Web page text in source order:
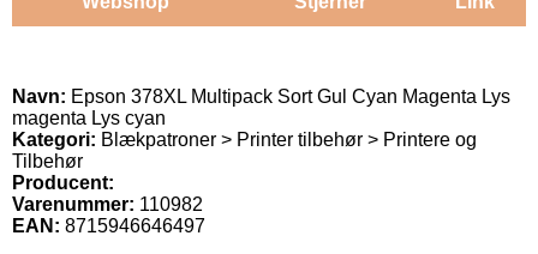
Navn: Epson 378XL Multipack Sort Gul Cyan Magenta Lys
magenta Lys cyan
Kategori: Blækpatroner > Printer tilbehør > Printere og
Tilbehør
Producent:
Varenummer: 110982
EAN: 8715946646497